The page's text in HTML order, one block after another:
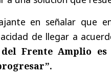
en señalar que
de llegar a
Frente Amplio es